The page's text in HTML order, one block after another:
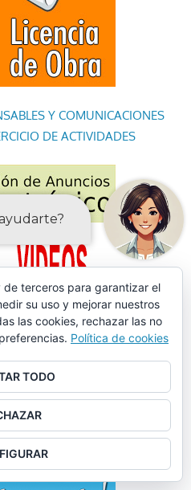
Y COMUNICACIONES
DE ACTIVIDADES
terceros para garantizar el
su uso y mejorar nuestros
las cookies, rechazar las no
Política de cookies
TODO